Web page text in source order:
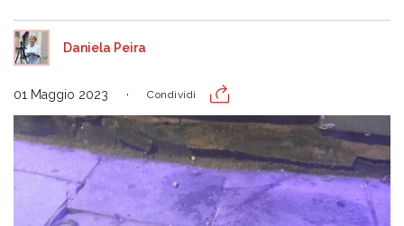
Daniela Peira
01 Maggio 2023 Condividi